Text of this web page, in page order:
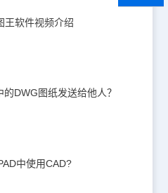
王软件视频介绍
DWG图纸发送给他人？
中使用CAD?